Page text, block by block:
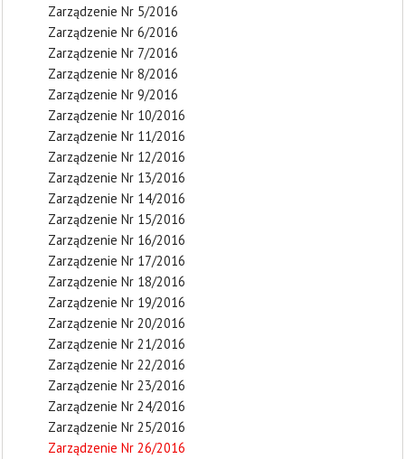
Zarządzenie Nr 5/2016
Zarządzenie Nr 6/2016
Zarządzenie Nr 7/2016
Zarządzenie Nr 8/2016
Zarządzenie Nr 9/2016
Zarządzenie Nr 10/2016
Zarządzenie Nr 11/2016
Zarządzenie Nr 12/2016
Zarządzenie Nr 13/2016
Zarządzenie Nr 14/2016
Zarządzenie Nr 15/2016
Zarządzenie Nr 16/2016
Zarządzenie Nr 17/2016
Zarządzenie Nr 18/2016
Zarządzenie Nr 19/2016
Zarządzenie Nr 20/2016
Zarządzenie Nr 21/2016
Zarządzenie Nr 22/2016
Zarządzenie Nr 23/2016
Zarządzenie Nr 24/2016
Zarządzenie Nr 25/2016
Zarządzenie Nr 26/2016